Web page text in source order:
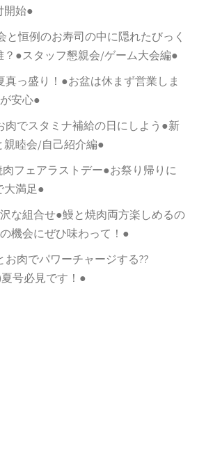
開始●
と恒例のお寿司の中に隠れたびっく
？●スタッフ懇親会/ゲーム大会編●
真っ盛り！●お盆は休まず営業しま
安心●
肉でスタミナ補給の日にしよう●新
親睦会/自己紹介編●
フェアラストデー●お祭り帰りに
大満足●
な組合せ●鰻と焼肉両方楽しめるの
機会にぜひ味わって！●
お肉でパワーチャージする??
号必見です！●